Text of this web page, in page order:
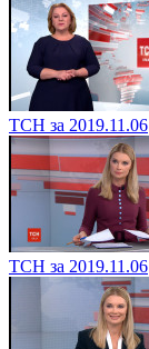
ТСН за 2019.11.06
ТСН за 2019.11.06